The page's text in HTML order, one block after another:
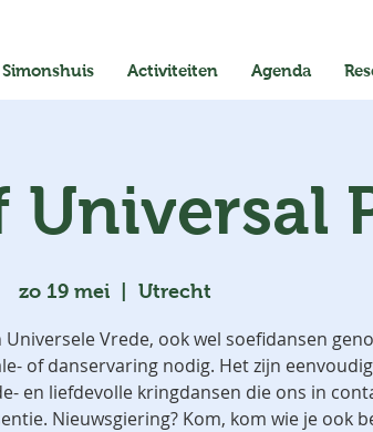
Activiteiten Agenda
Universal
zo 19 mei Utrecht
Vrede, ook wel soefidansen
of danservaring nodig. Het zijn
en liefdevolle kringdansen die ons in
Nieuwsgiering? Kom, kom wie je ook